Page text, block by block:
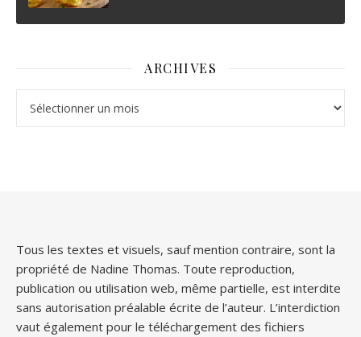
ARCHIVES
Tous les textes et visuels, sauf mention contraire, sont la
propriété de Nadine Thomas. Toute reproduction,
publication ou utilisation web, même partielle, est interdite
sans autorisation préalable écrite de l’auteur. L’interdiction
vaut également pour le téléchargement des fichiers